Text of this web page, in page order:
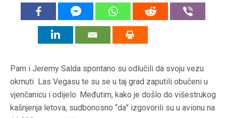
Pam i Jeremy Salda spontano su odlučili da svoju vezu
okrnuti Las Vegasu te su se u taj grad zaputili obučeni u
vjenčanicu i odijelo. Međutim, kako je došlo do višestrukog
kašnjenja letova, sudbonosno “da” izgovorili su u avionu na